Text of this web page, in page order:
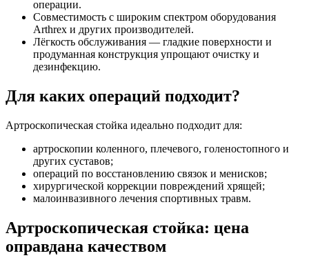
операции.
Совместимость с широким спектром оборудования
Arthrex и других производителей.
Лёгкость обслуживания — гладкие поверхности и
продуманная конструкция упрощают очистку и
дезинфекцию.
Для каких операций подходит?
Артроскопическая стойка идеально подходит для:
артроскопии коленного, плечевого, голеностопного и
других суставов;
операций по восстановлению связок и менисков;
хирургической коррекции повреждений хрящей;
малоинвазивного лечения спортивных травм.
Артроскопическая стойка: цена
оправдана качеством